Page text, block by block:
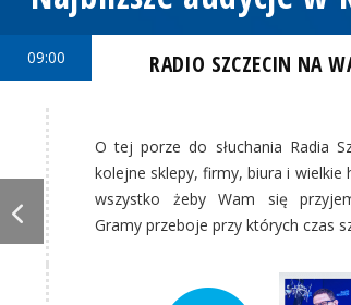
09:00 RADIO SZCZECIN NA
O tej porze do słuchania Radia
kolejne sklepy, firmy, biura i wielkie
wszystko żeby Wam się
Gramy przeboje przy których czas